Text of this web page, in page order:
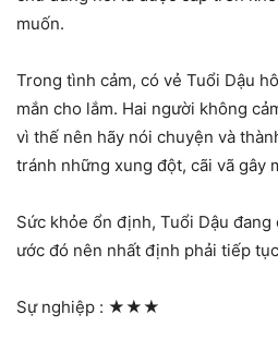
muốn.
Trong tình cảm, có vẻ Tuổi Dậu
mắn cho lắm. Hai người không
vì thế nên hãy nói chuyện và
tránh những xung đột, cãi vã gây
Sức khỏe ổn định, Tuổi Dậu
ước đó nên nhất định phải tiếp
Sự nghiệp : ★★★